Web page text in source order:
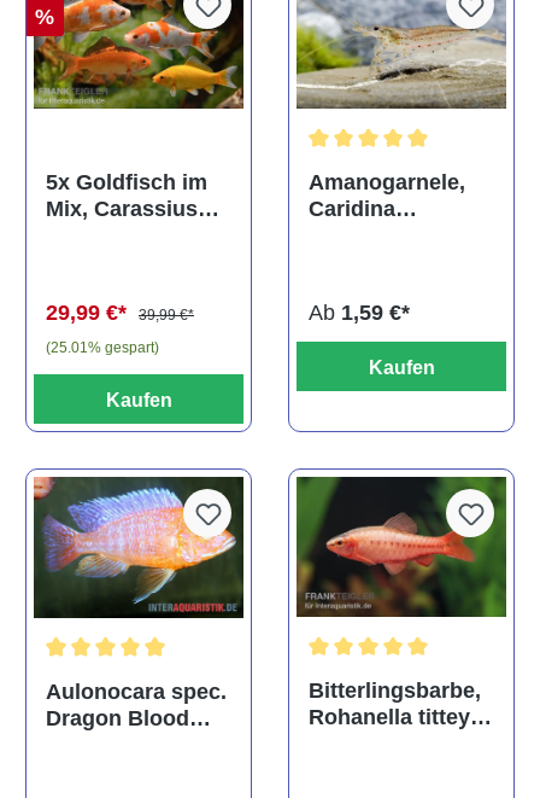
%
5x Goldfisch im
Mix, Carassius
29,99 €*
39,99 €*
(25.01% gespart)
Kaufen
Amanogarnele,
Caridina
Ab 1,59 €*
Kaufen
Durchschnittliche Bewertung von 5 von 5 Sternen
Aulonocara spec.
Dragon Blood
Bitterlingsbarbe,
Rohanella titteya,